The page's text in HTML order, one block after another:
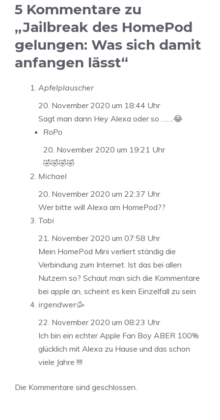
5 Kommentare zu
„Jailbreak des HomePod
gelungen: Was sich damit
anfangen lässt“
Apfelplauscher
20. November 2020 um 18:44 Uhr
Sagt man dann Hey Alexa oder so …….😂
RoPo
20. November 2020 um 19:21 Uhr
🤣🤣🤣🤣
Michael
20. November 2020 um 22:37 Uhr
Wer bitte will Alexa am HomePod??
Tobi
21. November 2020 um 07:58 Uhr
Mein HomePod Mini verliert ständig die
Verbindung zum Internet. Ist das bei allen
Nutzern so? Schaut man sich die Kommentare
bei apple an, scheint es kein Einzelfall zu sein
irgendwer🥳
22. November 2020 um 08:23 Uhr
Ich bin ein echter Apple Fan Boy ABER 100%
glücklich mit Alexa zu Hause und das schon
viele Jahre !!!!
Die Kommentare sind geschlossen.